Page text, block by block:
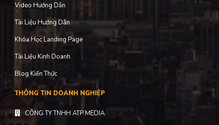
Video Hướng Dẫn
Tài Liệu Hướng Dẫn
Khóa Học Landing Page
Tài Liệu Kinh Doanh
Blog Kiến Thức
THÔNG TIN DOANH NGHIỆP
CÔNG TY TNHH ATP MEDIA